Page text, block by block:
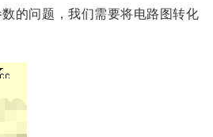
的问题，我们需要将电路图转化